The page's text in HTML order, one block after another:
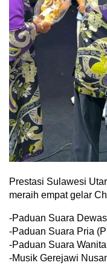
Prestasi Sulawesi
meraih empat gelar
-Paduan Suara
-Paduan Suara Pria
-Paduan Suara
-Musik Gerejawi